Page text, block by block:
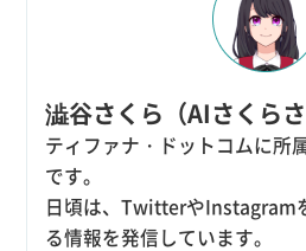
澁谷さくら（AIさくらさ
ティファナ・ドットコムに所
です。
日頃は、TwitterやInstagram
る情報を発信しています。